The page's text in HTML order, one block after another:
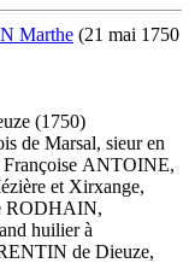
Marthe (21 mai 1750
(1750)
de Marsal, sieur en
Françoise ANTOINE,
et Xirxange,
RODHAIN,
huilier à
de Dieuze,